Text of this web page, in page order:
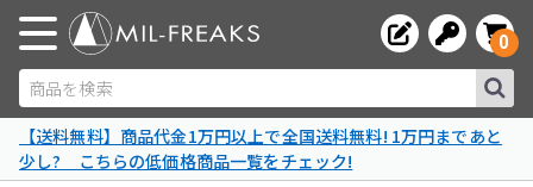
商品を検索
0
【送料無料】商品代金1万円以上で全国送料無料! 1万円まであと
少し? こちらの低価格商品一覧をチェック!